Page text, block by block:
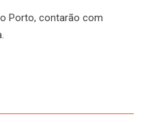
Porto, contarão com